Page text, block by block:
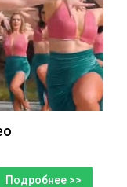
Подробнее >>